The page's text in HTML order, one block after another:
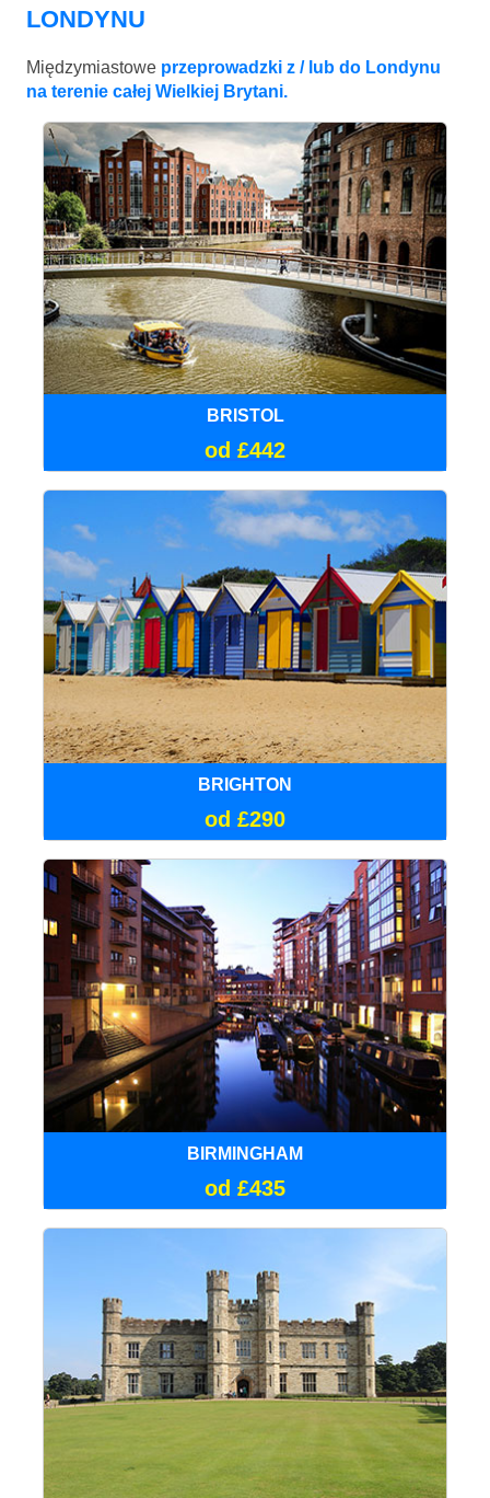
LONDYNU
Międzymiastowe przeprowadzki z / lub do Londynu
na terenie całej Wielkiej Brytani.
BRISTOL
od £442
BRIGHTON
od £290
BIRMINGHAM
od £435